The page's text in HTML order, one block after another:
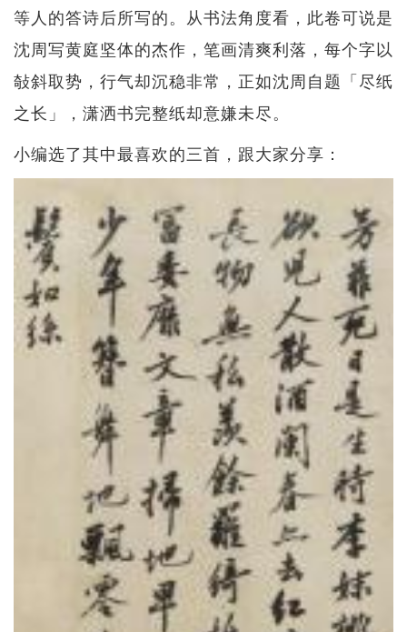
等人的答诗后所写的。从书法角度看，此卷可说是
沈周写黄庭坚体的杰作，笔画清爽利落，每个字以
敧斜取势，行气却沉稳非常，正如沈周自题「尽纸
之长」，潇洒书完整纸却意嫌未尽。
小编选了其中最喜欢的三首，跟大家分享：